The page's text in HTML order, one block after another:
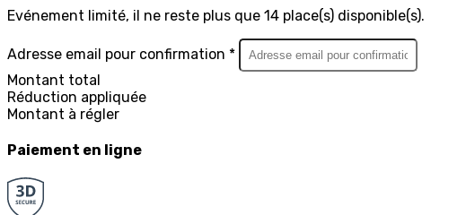
Evénement limité, il ne reste plus que 14 place(s) disponible(s).
Adresse email pour confirmation *
Montant total
Réduction appliquée
Montant à régler
Paiement en ligne